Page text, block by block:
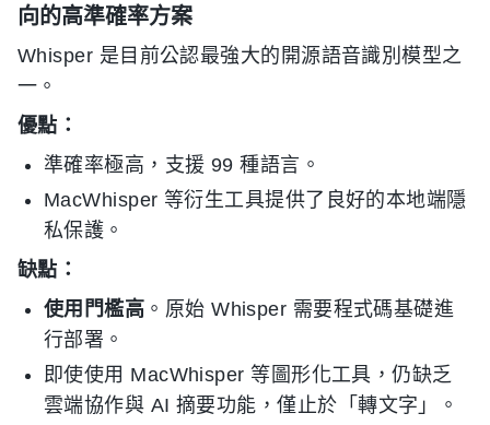
向的高準確率方案
Whisper 是目前公認最強大的開源語音識別模型之
一。
優點：
準確率極高，支援 99 種語言。
MacWhisper 等衍生工具提供了良好的本地端隱
私保護。
缺點：
使用門檻高 。原始 Whisper 需要程式碼基礎進
行部署。
即使使用 MacWhisper 等圖形化工具，仍缺乏
雲端協作與 AI 摘要功能，僅止於「轉文字」。